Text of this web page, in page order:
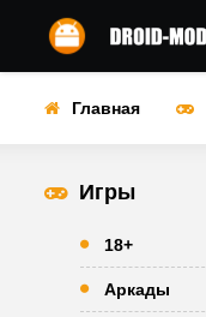
Главная
Игры
18+
Аркады